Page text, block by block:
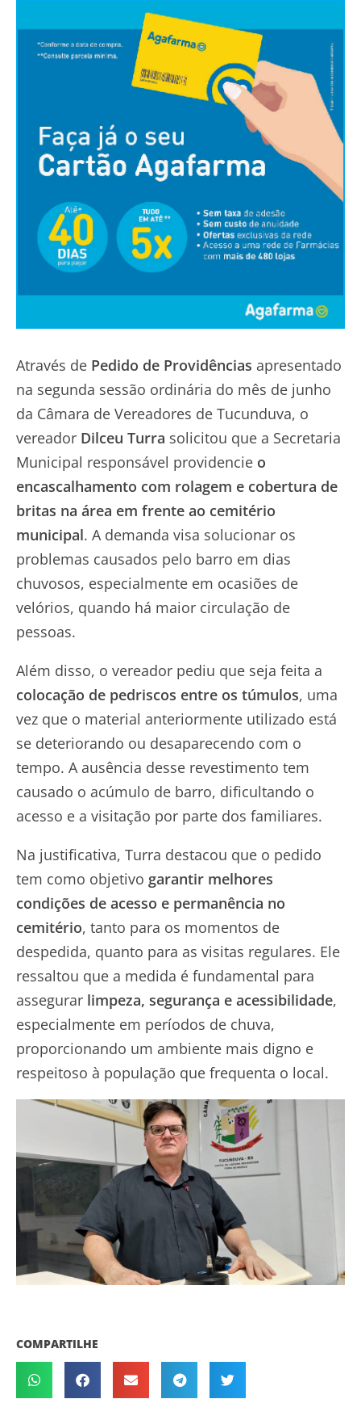
Através de Pedido de Providências apresentado
na segunda sessão ordinária do mês de junho
da Câmara de Vereadores de Tucunduva, o
vereador Dilceu Turra solicitou que a Secretaria
Municipal responsável providencie o
encascalhamento com rolagem e cobertura de
britas na área em frente ao cemitério
municipal. A demanda visa solucionar os
problemas causados pelo barro em dias
chuvosos, especialmente em ocasiões de
velórios, quando há maior circulação de
pessoas.
Além disso, o vereador pediu que seja feita a
colocação de pedriscos entre os túmulos, uma
vez que o material anteriormente utilizado está
se deteriorando ou desaparecendo com o
tempo. A ausência desse revestimento tem
causado o acúmulo de barro, dificultando o
acesso e a visitação por parte dos familiares.
Na justificativa, Turra destacou que o pedido
tem como objetivo garantir melhores
condições de acesso e permanência no
cemitério, tanto para os momentos de
despedida, quanto para as visitas regulares. Ele
ressaltou que a medida é fundamental para
assegurar limpeza, segurança e acessibilidade,
especialmente em períodos de chuva,
proporcionando um ambiente mais digno e
respeitoso à população que frequenta o local.
COMPARTILHE